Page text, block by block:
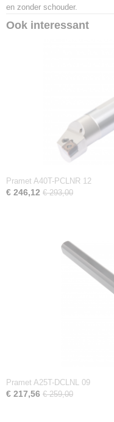
en zonder schouder.
Ook interessant
Pramet A40T-PCLNR 12
€ 246,12 € 293,00
Pramet A25T-DCLNL 09
€ 217,56 € 259,00